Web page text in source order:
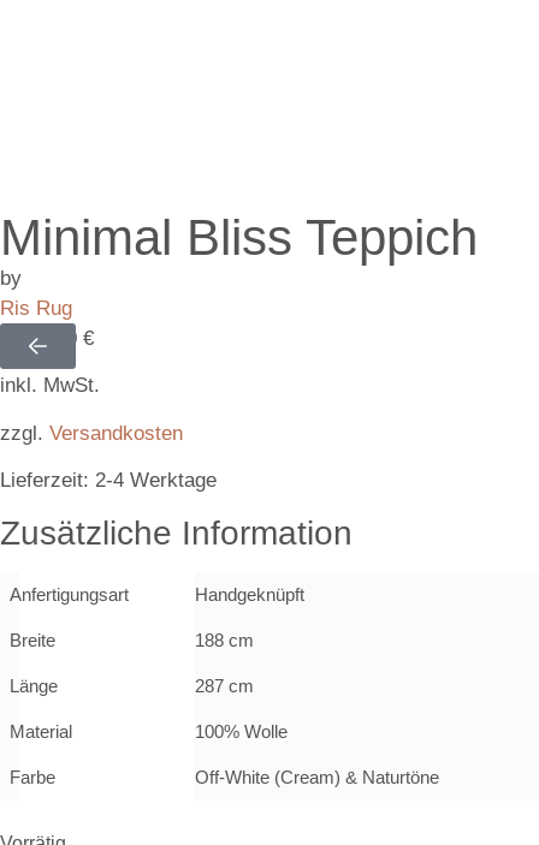
Minimal Bliss Teppich
by
Ris Rug
1.188,00 €
inkl. MwSt.
zzgl. Versandkosten
Lieferzeit: 2-4 Werktage
Zusätzliche Information
Anfertigungsart Handgeknüpft
Breite 188 cm
Länge 287 cm
Material 100% Wolle
Farbe Off-White (Cream) & Naturtöne